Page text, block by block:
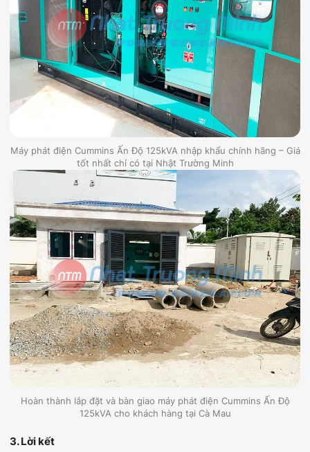
Máy phát điện Cummins Ấn Độ 125kVA nhập khẩu chính hãng – Giá
tốt nhất chỉ có tại Nhật Trường Minh
Hoàn thành lắp đặt và bàn giao máy phát điện Cummins Ấn Độ
125kVA cho khách hàng tại Cà Mau
3. Lời kết